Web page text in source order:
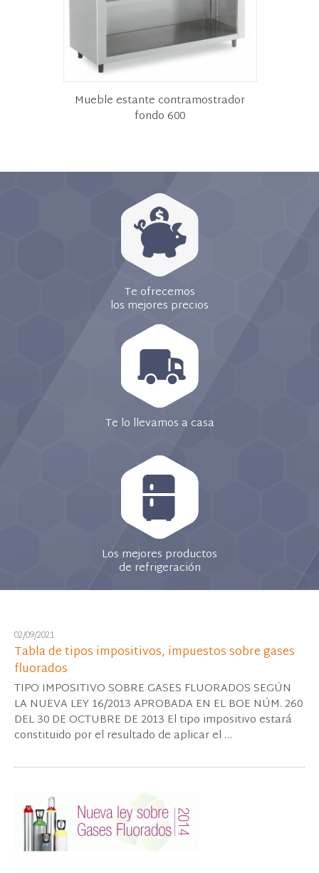
Mueble estante contramostrador
fondo 600
Te ofrecemos
los mejores precios
Te lo llevamos a casa
Los mejores productos
de refrigeración
02/09/2021
Tabla de tipos impositivos, impuestos sobre gases
fluorados
TIPO IMPOSITIVO SOBRE GASES FLUORADOS SEGÚN
LA NUEVA LEY 16/2013 APROBADA EN EL BOE NÚM. 260
DEL 30 DE OCTUBRE DE 2013 El tipo impositivo estará
constituido por el resultado de aplicar el …